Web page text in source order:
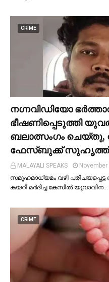
CRIME
നഗ്നവിഡിയോ
ഭീഷണിപ്പെടുത്തി
ബലാത്സംഗം ചെയ്തു,
ഫേസ്ബുക്ക് സുഹൃത്ത്
MALAYALI SPEAKS
സമൂഹമാധ്യമം വഴി
കയറി മർദിച്ച കേസില്‍ യുവാവിന…
CRIME